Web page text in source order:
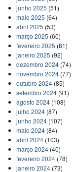
junho 2025 (51)
maio 2025 (64)
abril 2025 (53)
março 2025 (60)
fevereiro 2025 (81)
janeiro 2025 (92)
dezembro 2024(74)
novembro 2024(77)
outubro 2024(85)
setembro 2024(91)
agosto 2024(108)
julho 2024(87)
junho 2024(107)
maio 2024(84)
abril 2024(103)
março 2024(40)
fevereiro 2024(78)
janeiro 2024(73)